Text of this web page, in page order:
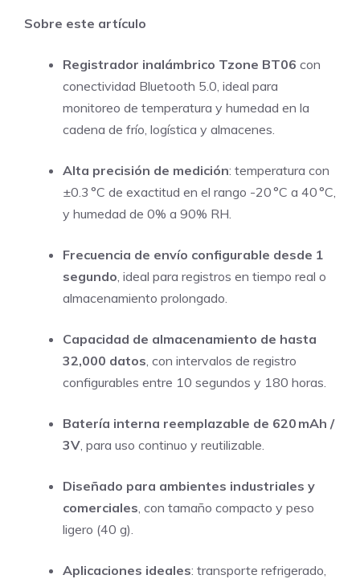
original
S/ 276,00.
actual
S/ 94,00.
Sobre este artículo
Registrador inalámbrico Tzone BT06 con
conectividad Bluetooth 5.0, ideal para
monitoreo de temperatura y humedad en la
cadena de frío, logística y almacenes.
Alta precisión de medición: temperatura con
±0.3 °C de exactitud en el rango -20 °C a 40 °C,
y humedad de 0% a 90% RH.
Frecuencia de envío configurable desde 1
segundo, ideal para registros en tiempo real o
almacenamiento prolongado.
Capacidad de almacenamiento de hasta
32,000 datos, con intervalos de registro
configurables entre 10 segundos y 180 horas.
Batería interna reemplazable de 620 mAh /
3V, para uso continuo y reutilizable.
Diseñado para ambientes industriales y
comerciales, con tamaño compacto y peso
ligero (40 g).
Aplicaciones ideales: transporte refrigerado,